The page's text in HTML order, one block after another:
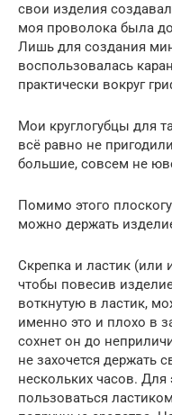
свои изделия
моя проволока была
Лишь для создания
воспользовалась
практически вокруг
Мои круглогубцы для
всё равно не
большие, совсем не
Помимо этого
можно держать
Скрепка и ластик (или
чтобы повесив
воткнутую в ластик,
именно это и плохо в
сохнет он до
не захочется держать
нескольких часов. Для
пользоваться